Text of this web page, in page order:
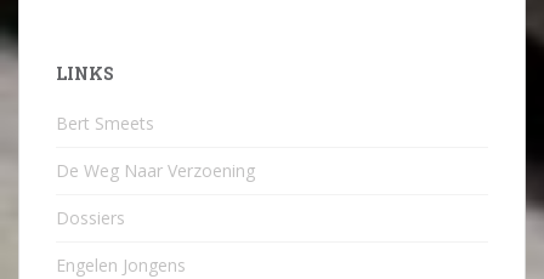
LINKS
Bert Smeets
De Weg Naar Verzoening
Dossiers
Engelen Jongens